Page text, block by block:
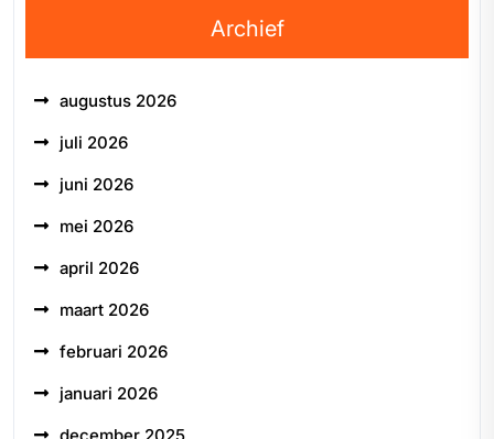
Archief
augustus 2026
juli 2026
juni 2026
mei 2026
april 2026
maart 2026
februari 2026
januari 2026